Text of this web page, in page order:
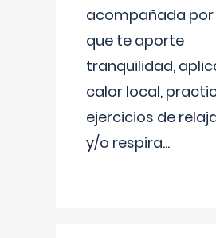
acompañada por
que te aporte
tranquilidad,
calor local,
ejercicios de
y/o respira...